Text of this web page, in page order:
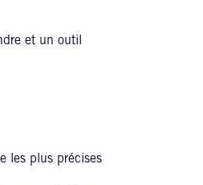
et un outil
les plus précises